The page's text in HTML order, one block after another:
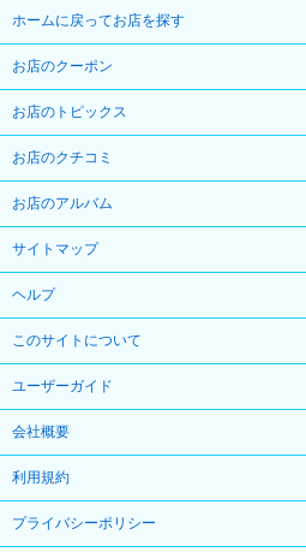
ホームに戻ってお店を探す
お店のクーポン
お店のトピックス
お店のクチコミ
お店のアルバム
サイトマップ
ヘルプ
このサイトについて
ユーザーガイド
会社概要
利用規約
プライバシーポリシー